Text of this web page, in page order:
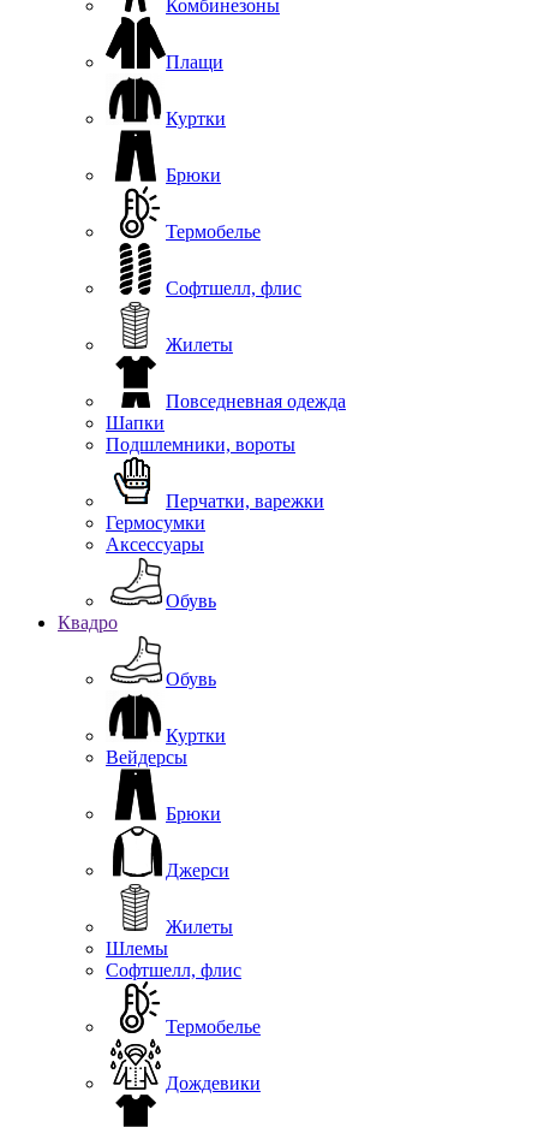
Комбинезоны
Плащи
Куртки
Брюки
Термобелье
Софтшелл, флис
Жилеты
Повседневная одежда
Шапки
Подшлемники, вороты
Перчатки, варежки
Гермосумки
Аксессуары
Обувь
Квадро
Обувь
Куртки
Вейдерсы
Брюки
Джерси
Жилеты
Шлемы
Софтшелл, флис
Термобелье
Дождевики